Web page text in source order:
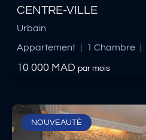
CENTRE-VILLE
Urbain
Appartement
1 Chambre
10 000 MAD par mois
NOUVEAUTÉ